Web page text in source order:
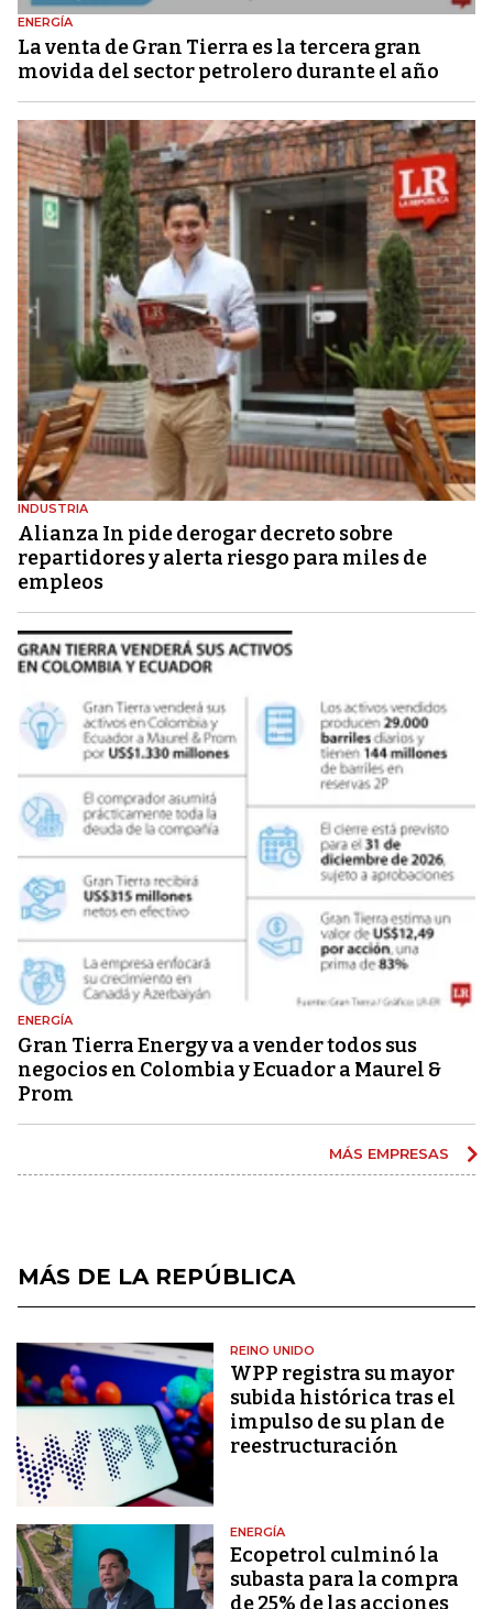
ENERGÍA
La venta de Gran Tierra es la tercera gran
movida del sector petrolero durante el año
INDUSTRIA
Alianza In pide derogar decreto sobre
repartidores y alerta riesgo para miles de
empleos
ENERGÍA
Gran Tierra Energy va a vender todos sus
negocios en Colombia y Ecuador a Maurel &
Prom
MÁS EMPRESAS
MÁS DE LA REPÚBLICA
REINO UNIDO
WPP registra su mayor
subida histórica tras el
impulso de su plan de
reestructuración
ENERGÍA
Ecopetrol culminó la
subasta para la compra
de 25% de las acciones